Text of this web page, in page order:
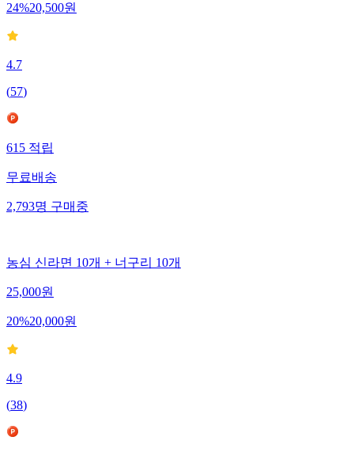
24%20,500원
4.7
(57)
615 적립
무료배송
2,793명 구매중
농심 신라면 10개 + 너구리 10개
25,000원
20%20,000원
4.9
(38)